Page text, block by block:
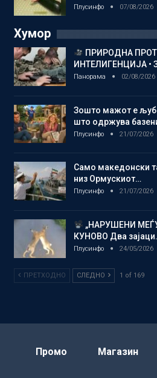
Плусинфо 07/08/2026
Хумор
ПРИРОДНА
ИНТЕЛИГЕНЦИЈА •
Панорама 02/08/2026
Зошто мажот е
што одржува
Плусинфо 21/07/2026
Само македонски
низ Ормускиот…
Плусинфо 21/07/2026
„НАРУШЕНИ
КУНОВО Два
Плусинфо 24/05/2026
ПРЕТХОДНО СЛЕДНО 1 of 169
Промо Магазин